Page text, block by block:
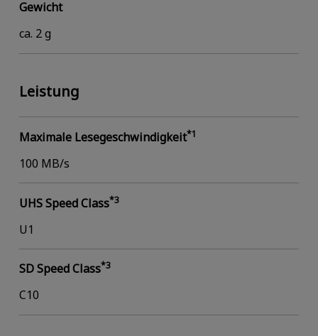
Gewicht
ca. 2 g
Leistung
Maximale Lesegeschwindigkeit*1
100 MB/s
UHS Speed Class*3
U1
SD Speed Class*3
C10